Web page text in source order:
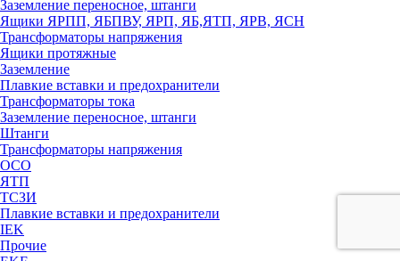
Заземление переносное, штанги
Ящики ЯРПП, ЯБПВУ, ЯРП, ЯБ,ЯТП, ЯРВ, ЯСН
Трансформаторы напряжения
Ящики протяжные
Заземление
Плавкие вставки и предохранители
Трансформаторы тока
Заземление переносное, штанги
Штанги
Трансформаторы напряжения
ОСО
ЯТП
ТСЗИ
Плавкие вставки и предохранители
IEK
Прочие